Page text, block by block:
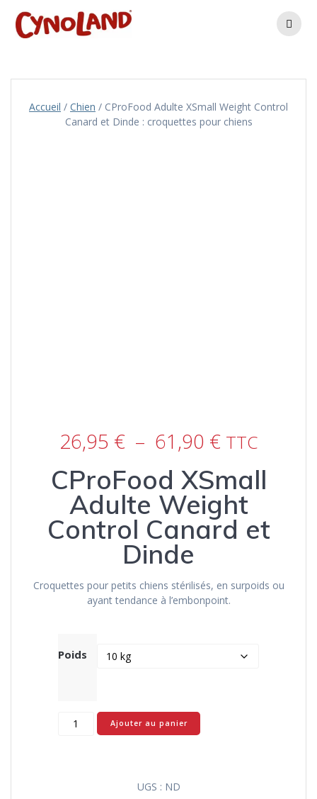
Accueil / Chien / CProFood Adulte XSmall Weight Control
Canard et Dinde : croquettes pour chiens
26,95 € – 61,90 €Plage
de
prix :
26,95 €
à
61,90 €
TTC
CProFood XSmall
Adulte Weight
Control Canard et
Dinde
Croquettes pour petits chiens stérilisés, en surpoids ou
ayant tendance à l’embonpoint.
Poids
quantitéAjouter au panier
UGS : ND